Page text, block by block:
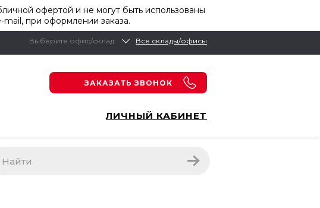
офертой и не могут быть использованы
при оформлении заказа.
Выберите офис/склад Все склады/офисы
ЗАКАЗАТЬ ЗВОНОК
ЛИЧНЫЙ КАБИНЕТ